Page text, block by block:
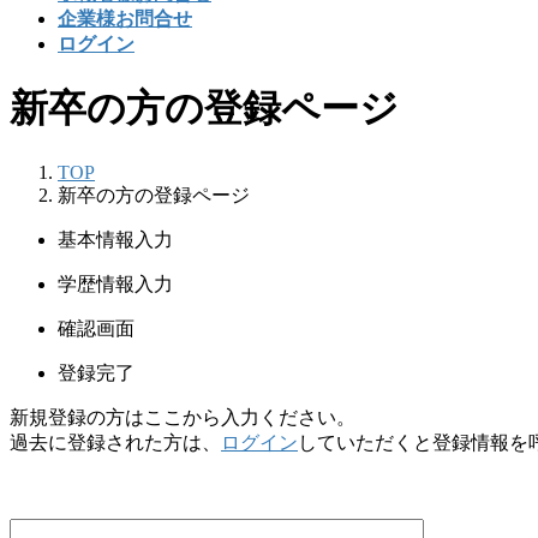
企業様お問合せ
ログイン
新卒の方の登録ページ
TOP
新卒の方の登録ページ
基本情報入力
学歴情報入力
確認画面
登録完了
新規登録の方はここから入力ください。
過去に登録された方は、
ログイン していただくと登録情報を